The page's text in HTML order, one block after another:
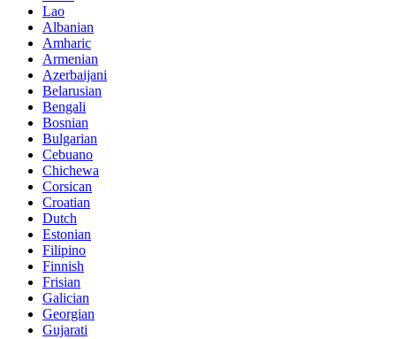
Lao
Albanian
Amharic
Armenian
Azerbaijani
Belarusian
Bengali
Bosnian
Bulgarian
Cebuano
Chichewa
Corsican
Croatian
Dutch
Estonian
Filipino
Finnish
Frisian
Galician
Georgian
Gujarati